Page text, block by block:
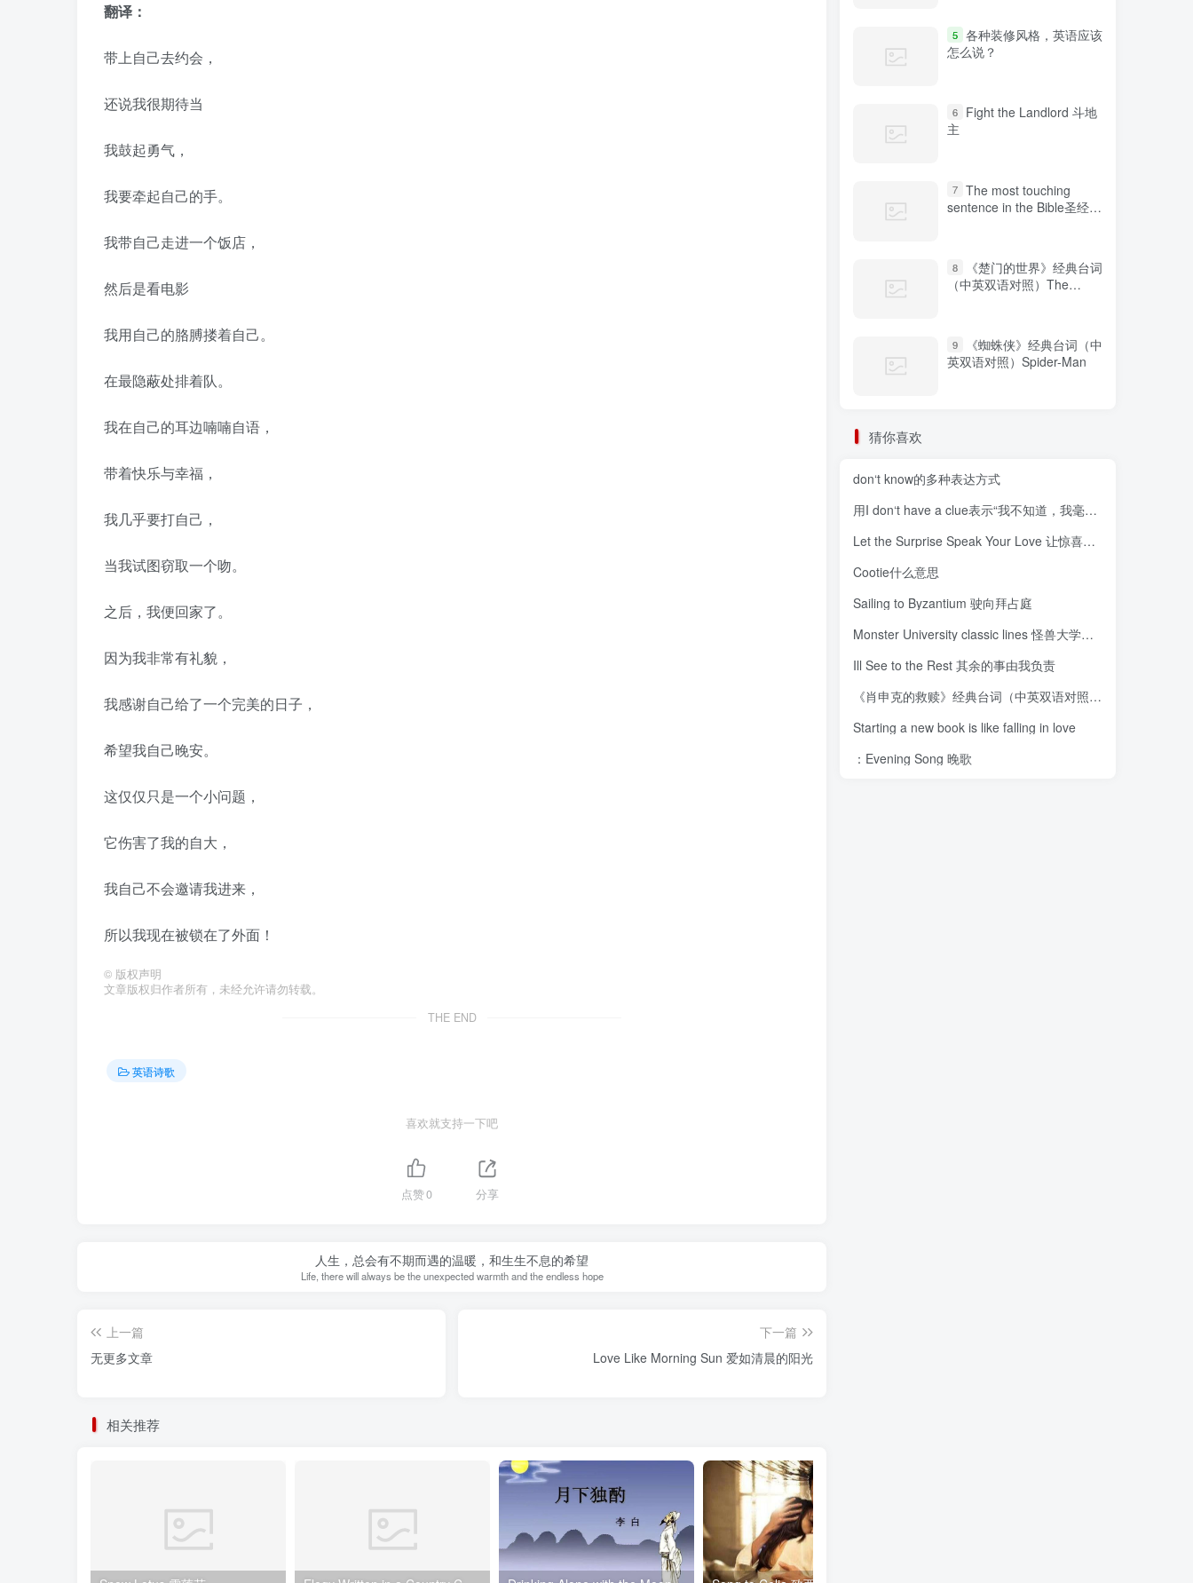
翻译：
带上自己去约会，
还说我很期待当
我鼓起勇气，
我要牵起自己的手。
我带自己走进一个饭店，
然后是看电影
我用自己的胳膊搂着自己。
在最隐蔽处排着队。
我在自己的耳边喃喃自语，
带着快乐与幸福，
我几乎要打自己，
当我试图窃取一个吻。
之后，我便回家了。
因为我非常有礼貌，
我感谢自己给了一个完美的日子，
希望我自己晚安。
这仅仅只是一个小问题，
它伤害了我的自大，
我自己不会邀请我进来，
所以我现在被锁在了外面！
© 版权声明
文章版权归作者所有，未经允许请勿转载。
THE END
英语诗歌
喜欢就支持一下吧
点赞0 分享
人生，总会有不期而遇的温暖，和生生不息的希望
Life, there will always be the unexpected warmth and the endless hope
上一篇
无更多文章
下一篇
Love Like Morning Sun 爱如清晨的阳光
相关推荐
5 各种装修风格，英语应该
怎么说？
6
Fight the Landlord 斗地
主
7 The most touching
sentence in the Bible圣经中
8
《楚门的世界》经典台词
（中英双语对照）The
9
《蜘蛛侠》经典台词（中
英双语对照）Spider-Man
猜你喜欢
don‘t know的多种表达方式
用I don‘t have a clue表示“我不知道，我毫无头绪，我一
Let the Surprise Speak Your Love 让惊喜传达你的爱
Cootie什么意思
Sailing to Byzantium 驶向拜占庭
Monster University classic lines 怪兽大学经典台词
Ill See to the Rest 其余的事由我负责
《肖申克的救赎》经典台词（中英双语对照）The Shawshank Redempt
Starting a new book is like falling in love
：Evening Song 晚歌